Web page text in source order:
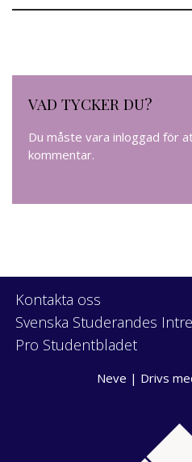
VAD TYCKER DU?
Du måste vara inloggad för
kommentar.
Kontakta oss
Svenska Studerandes
Pro Studentbladet
Neve | Drivs